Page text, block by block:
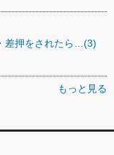
差押をされたら…(3)
もっと見る